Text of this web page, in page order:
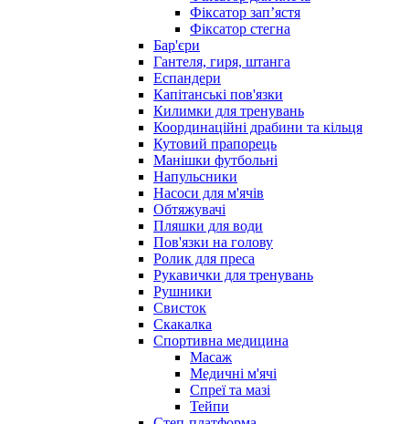
Фіксатор запʼястя
Фіксатор стегна
Бар'єри
Гантеля, гиря, штанга
Еспандери
Капітанські пов'язки
Килимки для тренувань
Координаційні драбини та кільця
Кутовий прапорець
Манішки футбольні
Напульсники
Насоси для м'ячів
Обтяжувачі
Пляшки для води
Пов'язки на голову
Ролик для преса
Рукавички для тренувань
Рушники
Свисток
Скакалка
Спортивна медицина
Масаж
Медичні м'ячі
Спреї та мазі
Тейпи